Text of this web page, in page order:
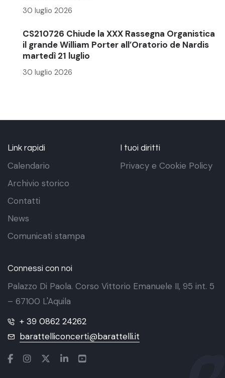
30 luglio 2026
CS210726 Chiude la XXX Rassegna Organistica
il grande William Porter all’Oratorio de Nardis
martedì 21 luglio
30 luglio 2026
Link rapidi
Calendario
Archivio storico
Contatti
News
Comunicati stampa
I tuoi diritti
Privacy e Cookie Policy
Connessi con noi
Palazzo Di Paola. Corso Vittorio Emanuele II, 95 int. 5
– 67100 L'Aquila
+ 39 0862 24262
barattelliconcerti@barattelli.it